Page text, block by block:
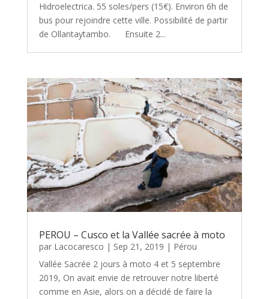
Hidroelectrica. 55 soles/pers (15€). Environ 6h de
bus pour rejoindre cette ville. Possibilité de partir
de Ollantaytambo. Ensuite 2...
PEROU – Cusco et la Vallée sacrée à moto
par Lacocaresco | Sep 21, 2019 | Pérou
Vallée Sacrée 2 jours à moto 4 et 5 septembre
2019, On avait envie de retrouver notre liberté
comme en Asie, alors on a décidé de faire la